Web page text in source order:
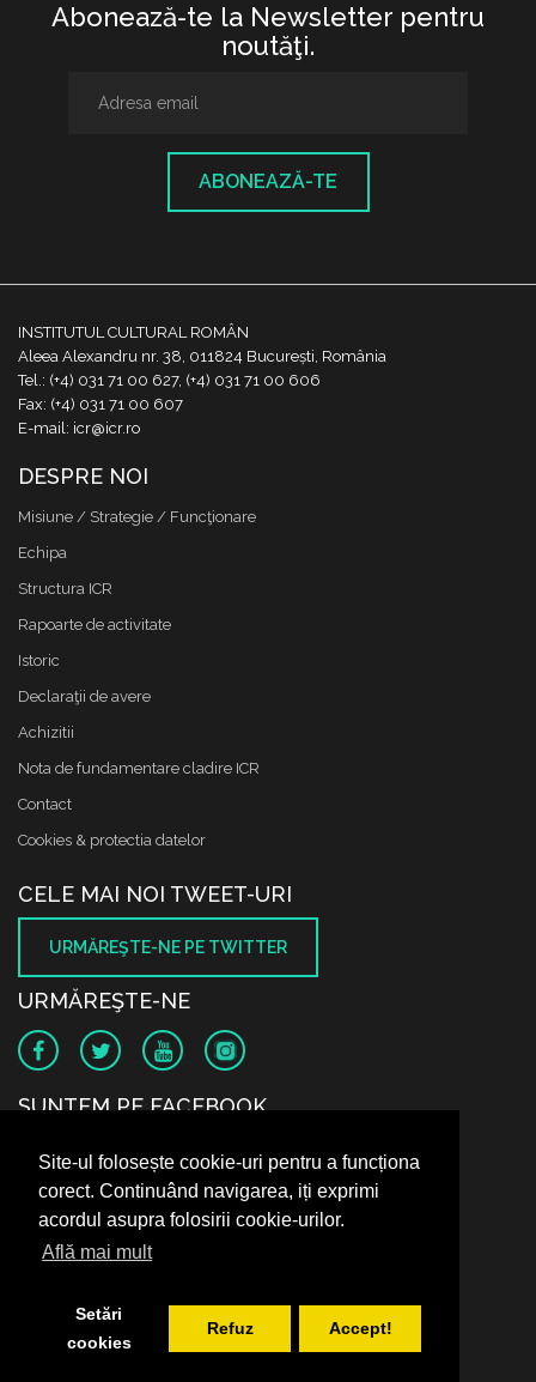
Site-ul folosește cookie-uri pentru a funcționa
corect. Continuând navigarea, iți exprimi
acordul asupra folosirii cookie-urilor.
Află mai mult
Setări
cookies
Refuz Accept!
Abonează-te la Newsletter pentru
noutăţi.
ABONEAZĂ-TE
INSTITUTUL CULTURAL ROMÂN
Aleea Alexandru nr. 38, 011824 București, România
Tel.: (+4) 031 71 00 627, (+4) 031 71 00 606
Fax: (+4) 031 71 00 607
E-mail: icr@icr.ro
DESPRE NOI
Misiune / Strategie / Funcţionare
Echipa
Structura ICR
Rapoarte de activitate
Istoric
Declaraţii de avere
Achizitii
Nota de fundamentare cladire ICR
Contact
Cookies & protectia datelor
CELE MAI NOI TWEET-URI
URMĂREŞTE-NE PE TWITTER
URMĂREŞTE-NE
SUNTEM PE FACEBOOK